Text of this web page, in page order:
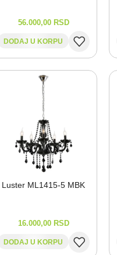
56.000,00 RSD
DODAJ U KORPU
Luster ML1415-⁠5 MBK
16.000,00 RSD
DODAJ U KORPU